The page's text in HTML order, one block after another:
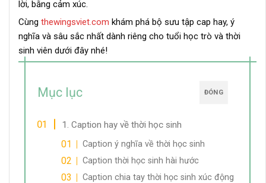
lời, bằng cảm xúc.
Cùng thewingsviet.com khám phá bộ sưu tập cap hay, ý
nghĩa và sâu sắc nhất dành riêng cho tuổi học trò và thời
sinh viên dưới đây nhé!
ĐÓNG
Mục lục
1. Caption hay về thời học sinh
Caption ý nghĩa về thời học sinh
Caption thời học sinh hài hước
Caption chia tay thời học sinh xúc động